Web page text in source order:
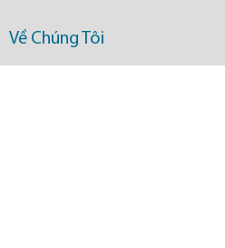
Về Chúng Tôi